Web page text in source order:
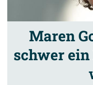
Maren
schwer